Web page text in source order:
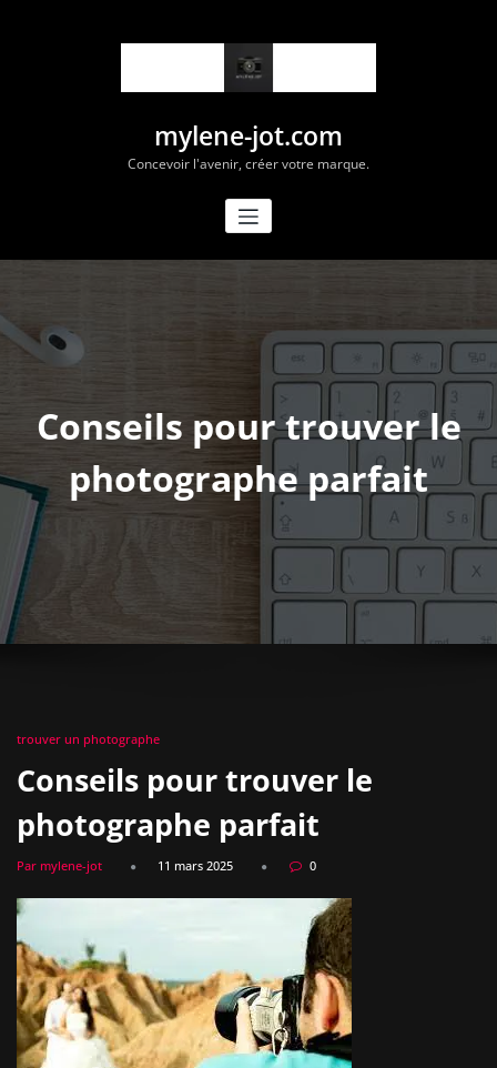
mylene-jot.com
Concevoir l'avenir, créer votre marque.
Conseils pour trouver le
photographe parfait
trouver un photographe
Conseils pour trouver le
photographe parfait
Par mylene-jot 11 mars 2025 0